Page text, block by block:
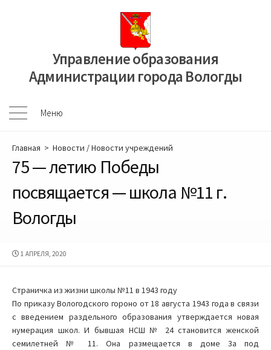
Управление образования
Администрации города Вологды
Меню
Меню
Главная > Новости /Новости учреждений
75 — летию Победы
посвящается — школа №11 г.
Вологды
ДАТА
1 АПРЕЛЯ, 2020
Страничка из жизни школы №11 в 1943 году
По приказу Вологодского гороно от 18 августа 1943 года в связи
с введением раздельного образования утверждается новая
нумерация школ. И бывшая НСШ № 24 становится женской
семилетней № 11. Она размещается в доме 3а под